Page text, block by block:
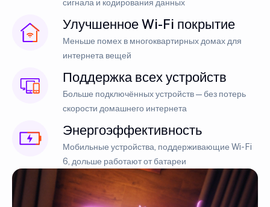
сигнала и кодирования данных
Улучшенное Wi-Fi покрытие
Меньше помех в многоквартирных домах для
интернета вещей
Поддержка всех устройств
Больше подключённых устройств — без потерь
скорости домашнего интернета
Энергоэффективность
Мобильные устройства, поддерживающие Wi-Fi
6, дольше работают от батареи